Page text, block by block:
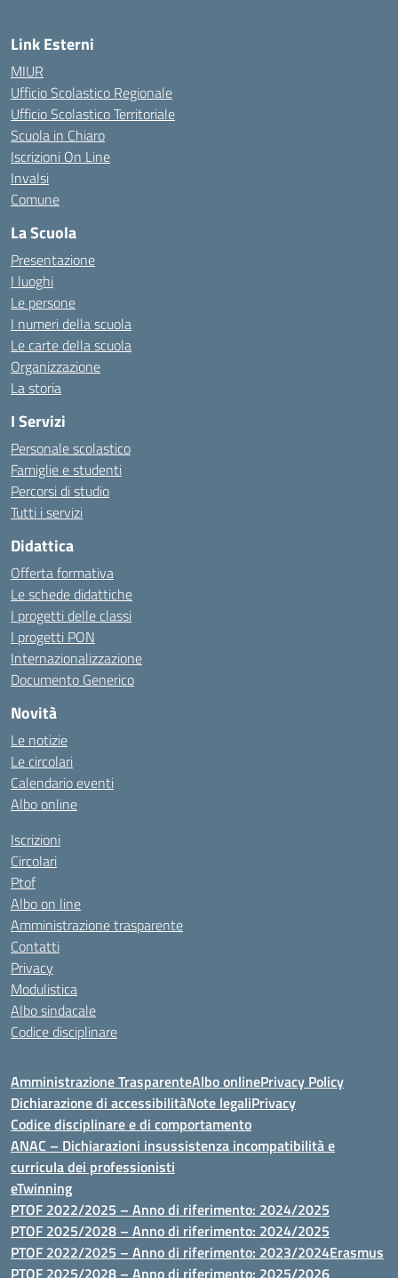
Link Esterni
MIUR
Ufficio Scolastico Regionale
Ufficio Scolastico Territoriale
Scuola in Chiaro
Iscrizioni On Line
Invalsi
Comune
La Scuola
Presentazione
I luoghi
Le persone
I numeri della scuola
Le carte della scuola
Organizzazione
La storia
I Servizi
Personale scolastico
Famiglie e studenti
Percorsi di studio
Tutti i servizi
Didattica
Offerta formativa
Le schede didattiche
I progetti delle classi
I progetti PON
Internazionalizzazione
Documento Generico
Novità
Le notizie
Le circolari
Calendario eventi
Albo online
Iscrizioni
Circolari
Ptof
Albo on line
Amministrazione trasparente
Contatti
Privacy
Modulistica
Albo sindacale
Codice disciplinare
Amministrazione TrasparenteAlbo onlinePrivacy Policy
Dichiarazione di accessibilitàNote legaliPrivacy
Codice disciplinare e di comportamento
ANAC – Dichiarazioni insussistenza incompatibilità e
curricula dei professionisti
eTwinning
PTOF 2022/2025 – Anno di riferimento: 2024/2025
PTOF 2025/2028 – Anno di riferimento: 2024/2025
PTOF 2022/2025 – Anno di riferimento: 2023/2024Erasmus
PTOF 2025/2028 – Anno di riferimento: 2025/2026